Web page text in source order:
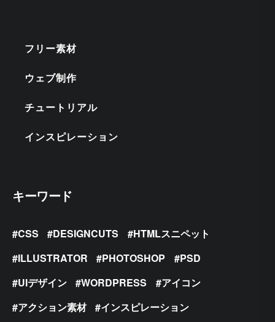
フリー素材
ウェブ制作
チュートリアル
インスピレーション
キーワード
CSS DESIGNCUTS
HTMLスニペット
ILLUSTRATOR
PHOTOSHOP
PSD
UIデザイン
WORDPRESS
アイコン
アクション素材
インスピレーション